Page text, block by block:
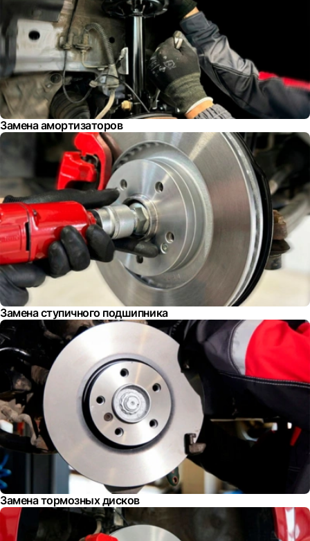
Замена амортизаторов
Замена ступичного подшипника
Замена тормозных дисков